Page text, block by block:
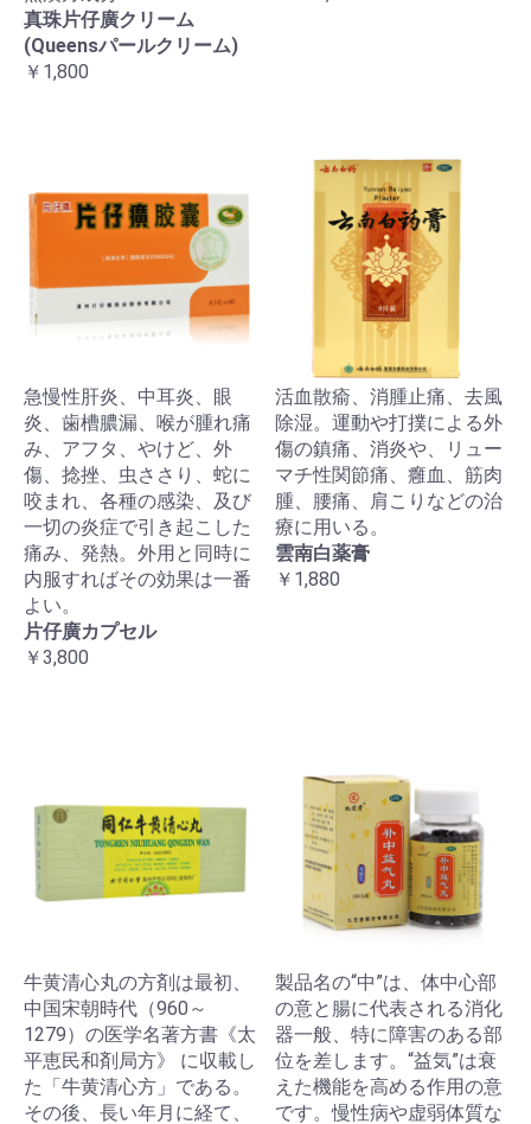
真珠片仔廣クリーム
(Queensパールクリーム)
￥1,800
急慢性肝炎、中耳炎、眼
炎、歯槽膿漏、喉が腫れ痛
み、アフタ、やけど、外
傷、捻挫、虫ささり、蛇に
咬まれ、各種の感染、及び
一切の炎症で引き起こした
痛み、発熱。外用と同時に
内服すればその効果は一番
よい。
片仔廣カプセル
￥3,800
活血散瘉、消腫止痛、去風
除湿。運動や打撲による外
傷の鎮痛、消炎や、リュー
マチ性関節痛、癰血、筋肉
腫、腰痛、肩こりなどの治
療に用いる。
雲南白薬膏
￥1,880
牛黄清心丸の方剤は最初、
中国宋朝時代（960～
1279）の医学名著方書《太
平恵民和剤局方》 に収載し
た「牛黄清心方」である。
その後、長い年月に経て、
製品名の“中”は、体中心部
の意と腸に代表される消化
器一般、特に障害のある部
位を差します。“益気”は衰
えた機能を高める作用の意
です。慢性病や虚弱体質な